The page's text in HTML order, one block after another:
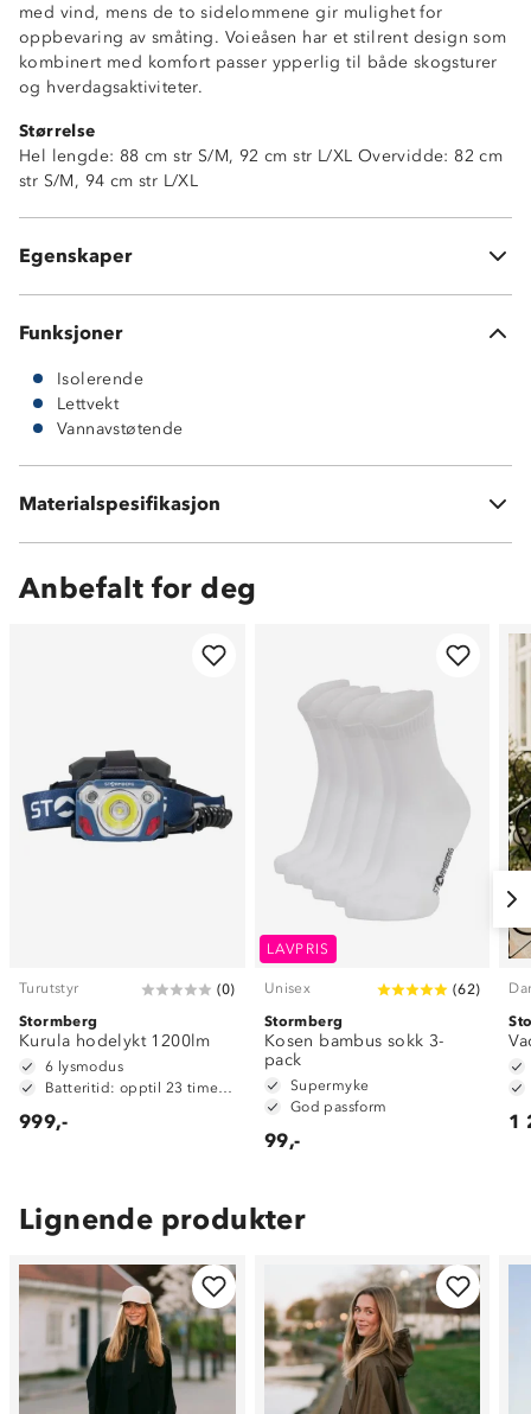
med vind, mens de to sidelommene gir mulighet for
oppbevaring av småting. Voieåsen har et stilrent design som
kombinert med komfort passer ypperlig til både skogsturer
og hverdagsaktiviteter.
Størrelse
Hel lengde: 88 cm str S/M, 92 cm str L/XL Overvidde: 82 cm
str S/M, 94 cm str L/XL
Egenskaper
Isolerende
Vannavvisende
Vindavvisende
Oversized passform
Elastikk rundt håndledd
Funksjoner
Isolerende
Lettvekt
Vannavstøtende
Materialspesifikasjon
Innside: 100 % polyester
Anbefalt for deg
Turutstyr (0)
Stormberg
Kurula hodelykt 1200lm
6 lysmodus
999,-
LAVPRIS
Unisex (62)
Stormberg
Kosen bambus sokk 3-
pack
Supermyke
God passform
99,-
1
Lignende produkter